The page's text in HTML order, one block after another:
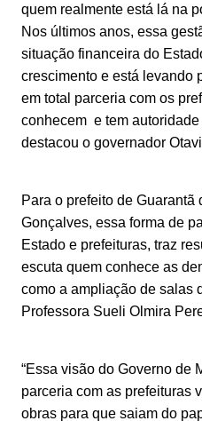
quem realmente está lá na
Nos últimos anos, essa
situação financeira do
crescimento e está levando
em total parceria com os
conhecem e tem autoridade
destacou o governador
Para o prefeito de Guarantã
Gonçalves, essa forma de
Estado e prefeituras, traz
escuta quem conhece as
como a ampliação de salas
Professora Sueli Olmira
“Essa visão do Governo de
parceria com as prefeituras
obras para que saiam do